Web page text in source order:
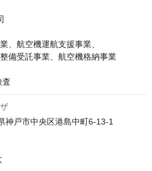
、航空機運航支援事業、
備受託事業、航空機格納事業
査
神戸市中央区港島中町6-13-1